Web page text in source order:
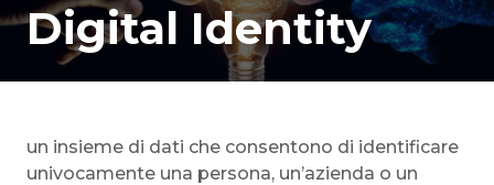
Digital Identity
un insieme di dati che consentono di identificare
univocamente una persona, un’azienda o un